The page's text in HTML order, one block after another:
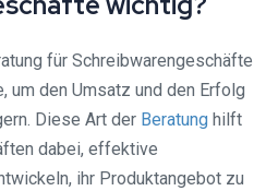
für Schreibwarengeschäfte
um den Umsatz und den Erfolg
Diese Art der Beratung hilft
dabei, effektive
ihr Produktangebot zu